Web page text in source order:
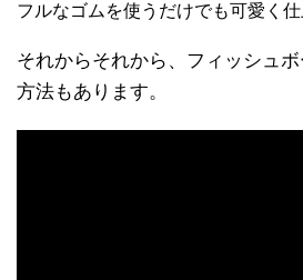
フルなゴムを使うだけでも可愛く仕
それからそれから、フィッシュ
方法もあります。